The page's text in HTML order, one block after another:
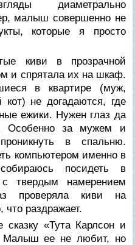
диаметрально
малыш совершенно не
которые я просто
киви в прозрачной
и спрятала их на шкаф.
в квартире (муж,
не догадаются, где
ежики. Нужен глаз да
Особенно за мужем и
в спальню.
компьютером именно в
посидеть в
твердым намерением
проверяла киви на
раздражает.
сказку «Тута Карлсон и
Малыш ее не любит, но